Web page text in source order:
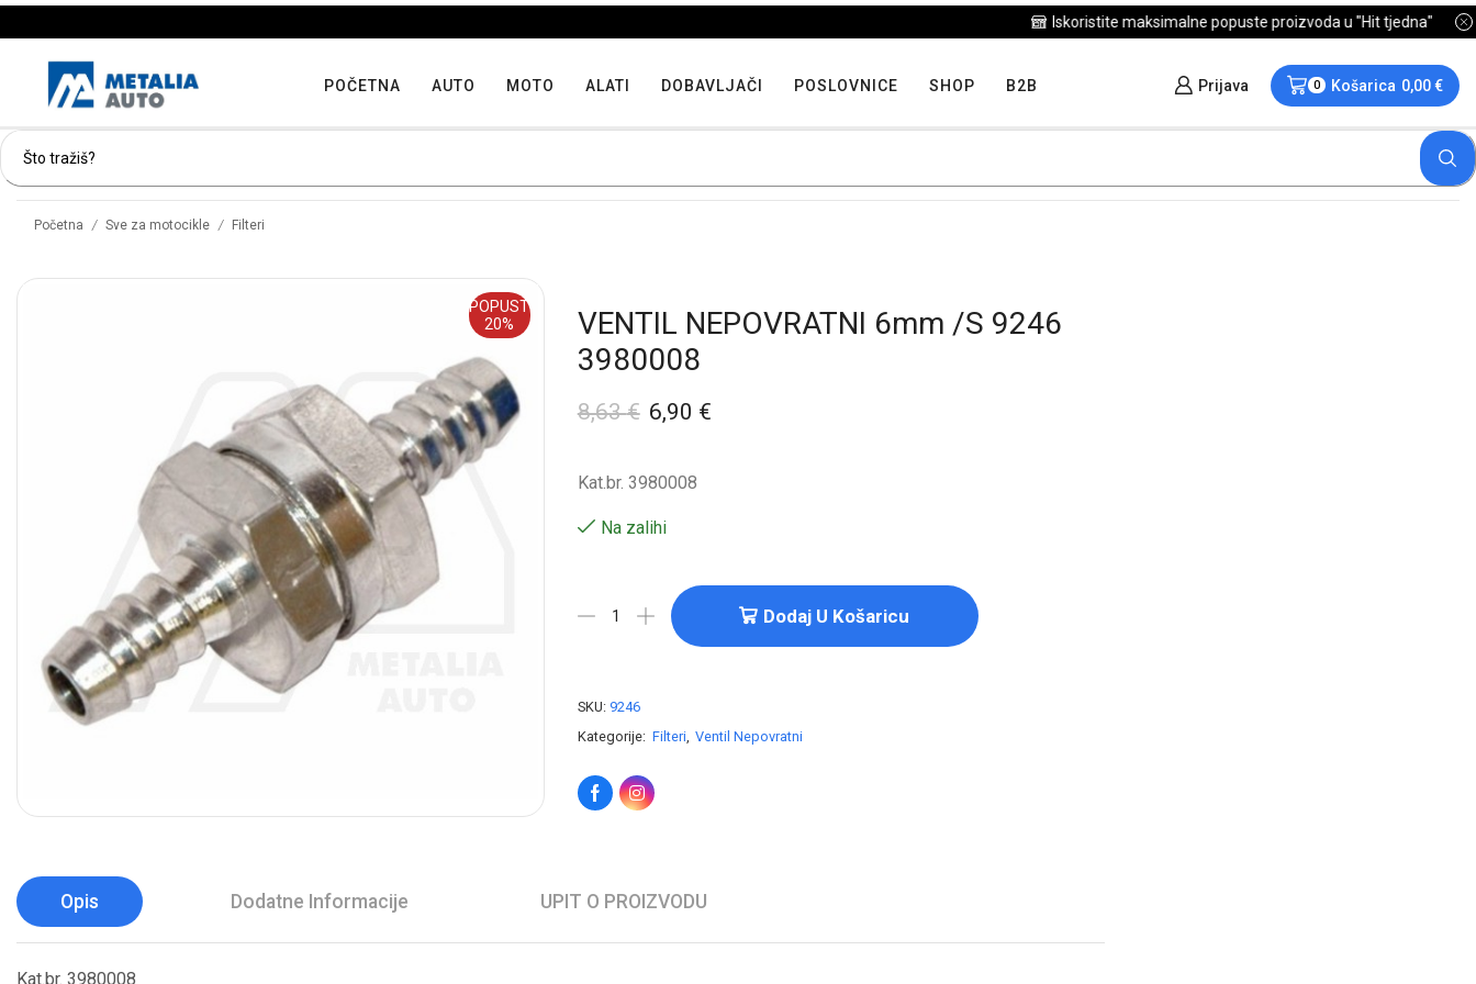
POČETNA AUTO MOTO ALATI DOBAVLJAČI POSLOVNICE SHOP B2B Prijava 0 Košarica 0,00€
Početna / Sve za motocikle / Filteri
POPUST
20%
VENTIL NEPOVRATNI 6mm /S 9246
3980008
8,63€ 6,90 €
Kat.br. 3980008
Na zalihi
Dodaj U Košaricu
SKU: 9246
Kategorije: Filteri, Ventil Nepovratni
Opis Dodatne Informacije UPIT O PROIZVODU
Kat.br. 3980008